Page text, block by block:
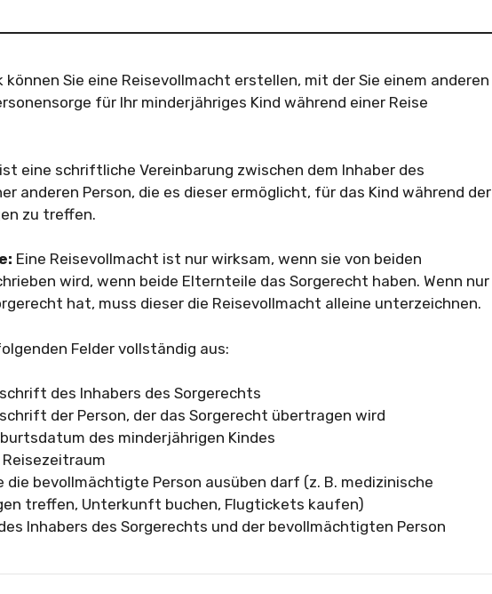
können Sie eine Reisevollmacht erstellen, mit der Sie einem anderen
für Ihr minderjähriges Kind während einer Reise
eine schriftliche Vereinbarung zwischen dem Inhaber des
anderen Person, die es dieser ermöglicht, für das Kind während der
zu treffen.
Eine Reisevollmacht ist nur wirksam, wenn sie von beiden
wird, wenn beide Elternteile das Sorgerecht haben. Wenn nur
hat, muss dieser die Reisevollmacht alleine unterzeichnen.
Felder vollständig aus:
des Inhabers des Sorgerechts
der Person, der das Sorgerecht übertragen wird
des minderjährigen Kindes
die bevollmächtigte Person ausüben darf (z. B. medizinische
treffen, Unterkunft buchen, Flugtickets kaufen)
Inhabers des Sorgerechts und der bevollmächtigten Person